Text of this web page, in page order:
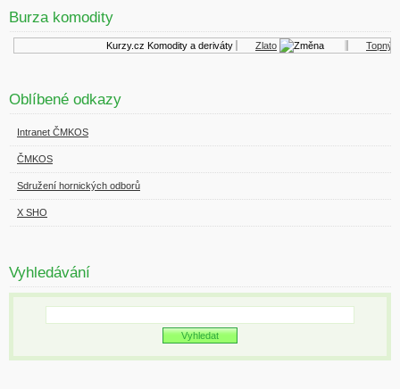
Burza komodity
Kurzy.cz Komodity a deriváty Zlato Topný
Oblíbené odkazy
Intranet ČMKOS
ČMKOS
Sdružení hornických odborů
X SHO
Vyhledávání